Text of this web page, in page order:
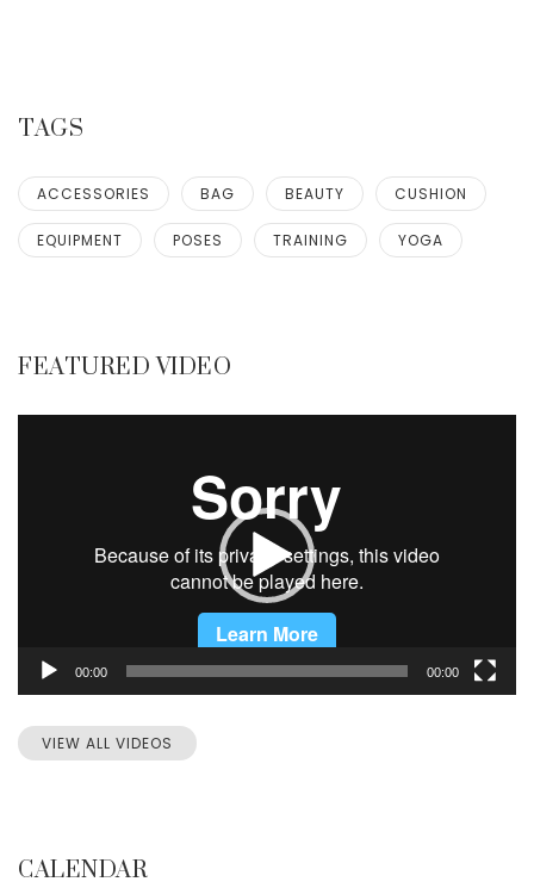
TAGS
ACCESSORIES BAG BEAUTY CUSHION
EQUIPMENT POSES TRAINING YOGA
FEATURED VIDEO
00:00 00:00
VIEW ALL VIDEOS
CALENDAR